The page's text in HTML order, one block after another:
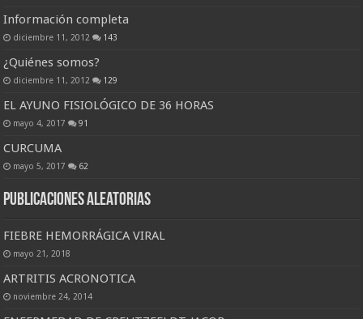
Información completa
diciembre 11, 2012 143
¿Quiénes somos?
diciembre 11, 2012 129
EL AYUNO FISIOLÓGICO DE 36 HORAS
mayo 4, 2017 91
CURCUMA
mayo 5, 2017 62
Publicaciones Aleatorias
FIEBRE HEMORRÁGICA VIRAL
mayo 21, 2018
ARTRITIS ACRONOTICA
noviembre 24, 2014